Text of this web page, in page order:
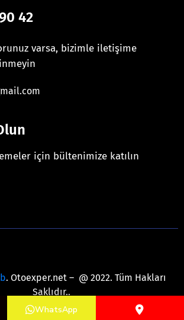
42
varsa, bizimle iletişime
için bültenimize katılın
. Otoexper.net – @ 2022. Tüm Hakları
Saklıdır..
WhatsApp